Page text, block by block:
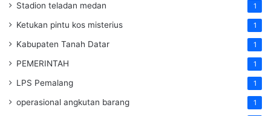
Stadion teladan medan 1
Ketukan pintu kos misterius 1
Kabupaten Tanah Datar 1
PEMERINTAH 1
LPS Pemalang 1
operasional angkutan barang 1